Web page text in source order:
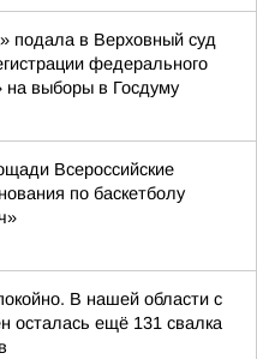
подала в Верховный суд
федерального
на выборы в Госдуму
Всероссийские
по баскетболу
В нашей области с
осталась ещё 131 свалка